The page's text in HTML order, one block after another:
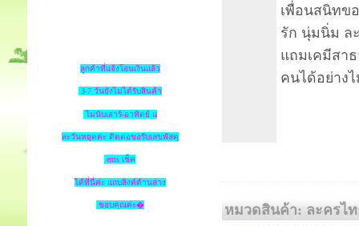
ลูกค้าที่แจ้งโอนเงินแล้ว
3-7 วันยังไม่ได้รับสินค้า
ไม่นับเสาร์-อาทิตย์ แ
ละวันหยุดค่ะ ติดต่อขอรับเลขพัสดุ
ems เช็ค
ได้ที่นี่ค่ะ แถบลิงค์ด้านล่าง
ขอบคุณค่ะ�
เพื่อนสนิทข
รัก นุ่มนิ่ม ล
แถมเคมีสา
คนได้อย่างไ
หมวดสินค้า: ละครไท